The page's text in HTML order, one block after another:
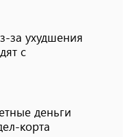
за ухудшения
с
деньги
корта